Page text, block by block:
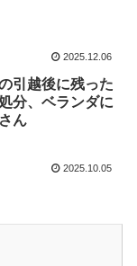
2025.12.06
引越後に残った
分、ベランダに
ん
2025.10.05